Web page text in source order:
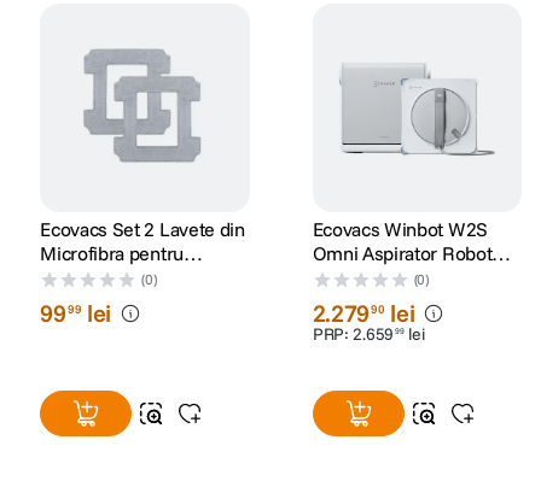
Ecovacs Set 2 Lavete din
Microfibra pentru
WINBOT W2/W2 OMNI
(0)
9999 lei
Ecovacs Winbot W2S
Omni Aspirator Robot
pentru Geamuri
(0)
2.27990 lei
PRP: 2.659 99 lei